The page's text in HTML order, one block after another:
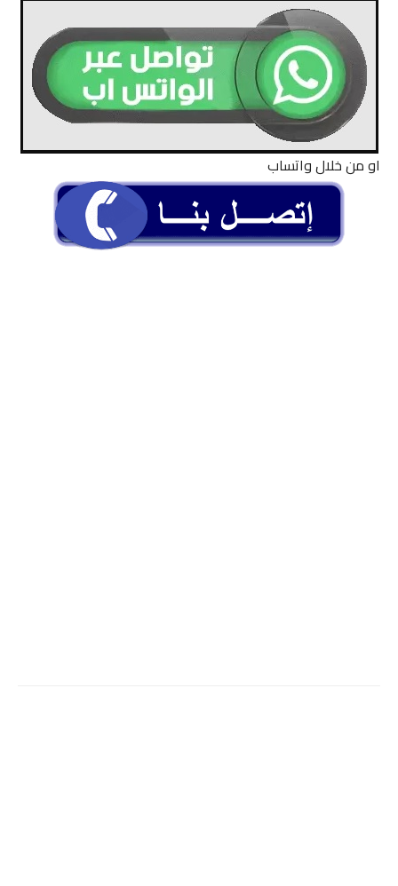
او من خلال واتساب